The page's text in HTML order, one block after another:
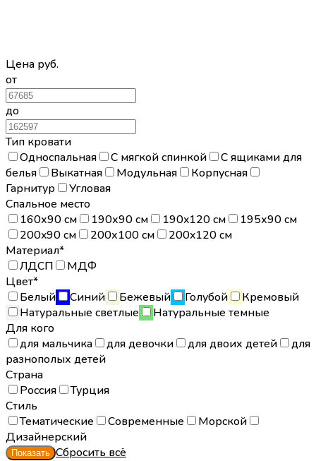
Цена руб.
от
до
Тип кровати
Односпальная
С мягкой спинкой
С ящиками для
белья
Выкатная Модульная
Корпусная
Гарнитур
Угловая
Спальное место
160х90 см
190х90 см 190x120 см
195х90 см
200x90 см
200х100 см
200x120 см
Материал*
ЛДСП
МДФ
Цвет*
Белый
Синий Бежевый Голубой
Кремовый
Натуральные светлые
Натуральные темные
Для кого
для мальчика
для девочки для двоих детей
для
разнополых детей
Страна
Россия
Турция
Стиль
Тематические
Современные
Морской
Дизайнерский
Сбросить всё